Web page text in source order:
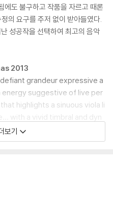
에도 불구하고 작품을 자르고 때론
의 요구를 주저 없이 받아들였다.
성공작을 선택하여 최고의 음악
2013
grandeur expressive a
energy suggestive of live per
highlights a sinuous viola li
with a vivid timbral and dyn
as to raise the Handelian
to the music’s grandeur an
보기